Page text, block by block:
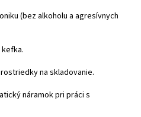
(bez alkoholu a agresívnych
na skladovanie.
náramok pri práci s